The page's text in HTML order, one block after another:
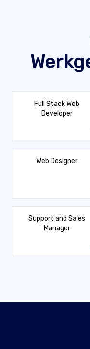
Full Stack Web
Developer
Web Designer
Support and Sales
Manager